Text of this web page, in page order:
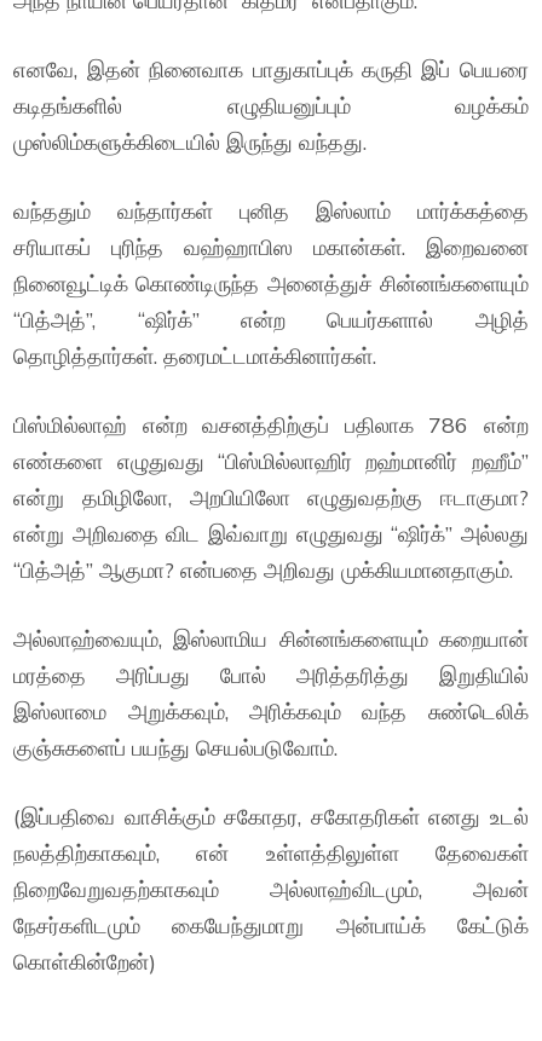
எனவே, இதன் நினைவாக பாதுகாப்புக் கருதி இப் பெயரை
கடிதங்களில் எழுதியனுப்பும் வழக்கம்
முஸ்லிம்களுக்கிடையில் இருந்து வந்தது.
வந்ததும் வந்தார்கள் புனித இஸ்லாம் மார்க்கத்தை
சரியாகப் புரிந்த வஹ்ஹாபிஸ மகான்கள். இறைவனை
நினைவூட்டிக் கொண்டிருந்த அனைத்துச் சின்னங்களையும்
“பித்அத்”, “ஷிர்க்” என்ற பெயர்களால் அழித்
தொழித்தார்கள். தரைமட்டமாக்கினார்கள்.
பிஸ்மில்லாஹ் என்ற வசனத்திற்குப் பதிலாக 786 என்ற
எண்களை எழுதுவது “பிஸ்மில்லாஹிர் றஹ்மானிர் றஹீம்”
என்று தமிழிலோ, அறபியிலோ எழுதுவதற்கு ஈடாகுமா?
என்று அறிவதை விட இவ்வாறு எழுதுவது “ஷிர்க்” அல்லது
“பித்அத்” ஆகுமா? என்பதை அறிவது முக்கியமானதாகும்.
அல்லாஹ்வையும், இஸ்லாமிய சின்னங்களையும் கறையான்
மரத்தை அரிப்பது போல் அரித்தரித்து இறுதியில்
இஸ்லாமை அறுக்கவும், அரிக்கவும் வந்த சுண்டெலிக்
குஞ்சுகளைப் பயந்து செயல்படுவோம்.
(இப்பதிவை வாசிக்கும் சகோதர, சகோதரிகள் எனது உடல்
நலத்திற்காகவும், என் உள்ளத்திலுள்ள தேவைகள்
நிறைவேறுவதற்காகவும் அல்லாஹ்விடமும், அவன்
நேசர்களிடமும் கையேந்துமாறு அன்பாய்க் கேட்டுக்
கொள்கின்றேன்)